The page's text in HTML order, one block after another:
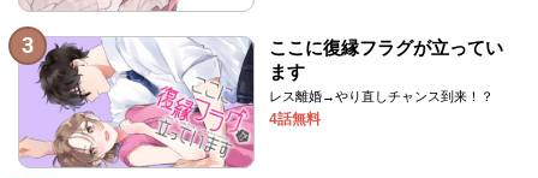
3
ここに復縁フラグが立ってい
ます
レス離婚→やり直しチャンス到来！？
4話無料